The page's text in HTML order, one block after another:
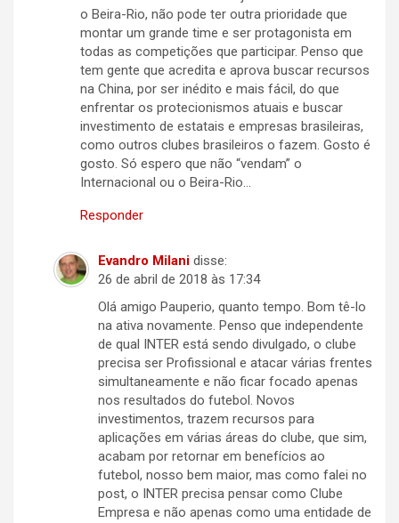
o Beira-Rio, não pode ter outra prioridade que
montar um grande time e ser protagonista em
todas as competições que participar. Penso que
tem gente que acredita e aprova buscar recursos
na China, por ser inédito e mais fácil, do que
enfrentar os protecionismos atuais e buscar
investimento de estatais e empresas brasileiras,
como outros clubes brasileiros o fazem. Gosto é
gosto. Só espero que não “vendam” o
Internacional ou o Beira-Rio…
Responder
Evandro Milani disse:
26 de abril de 2018 às 17:34
Olá amigo Pauperio, quanto tempo. Bom tê-lo
na ativa novamente. Penso que independente
de qual INTER está sendo divulgado, o clube
precisa ser Profissional e atacar várias frentes
simultaneamente e não ficar focado apenas
nos resultados do futebol. Novos
investimentos, trazem recursos para
aplicações em várias áreas do clube, que sim,
acabam por retornar em benefícios ao
futebol, nosso bem maior, mas como falei no
post, o INTER precisa pensar como Clube
Empresa e não apenas como uma entidade de